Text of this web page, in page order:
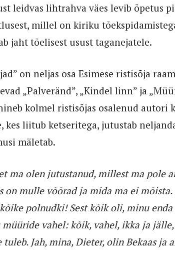
leidvas lihtrahva väes levib õpetus
millel on kiriku
jaht tõelisest usust taganejatele.
on neljas osa Esimese ristisõja
„Palveränd”, „Kindel linn” ja
kolmel ristisõjas osalenud autori
kes liitub ketseritega, jutustab
mäletab.
ma olen jutustanud, millest ma pole
on mulle võõrad ja mida ma ei mõista.
polnudki! Sest kõik oli, minu
müüride vahel: kõik, vahel, ikka ja
Jah, mina, Dieter, olin Bekaas ja